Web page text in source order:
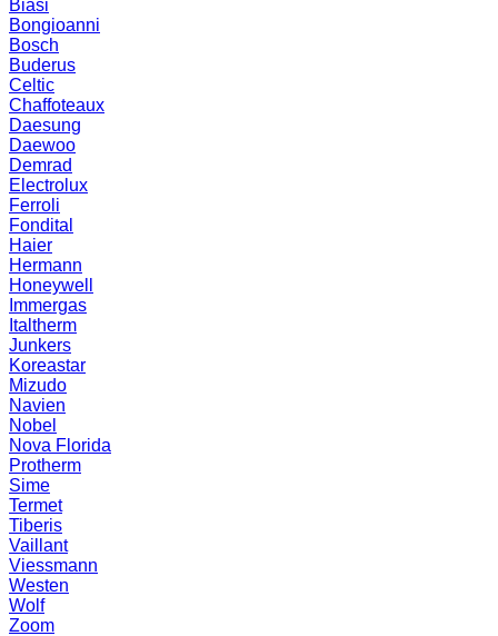
Biasi
Bongioanni
Bosch
Buderus
Celtic
Chaffoteaux
Daesung
Daewoo
Demrad
Electrolux
Ferroli
Fondital
Haier
Hermann
Honeywell
Immergas
Italtherm
Junkers
Koreastar
Mizudо
Navien
Nobel
Nova Florida
Protherm
Sime
Termet
Tiberis
Vaillant
Viessmann
Westen
Wolf
Zoom